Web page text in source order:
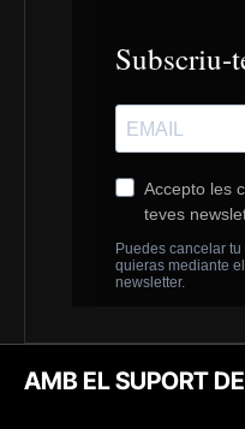
AMB EL SUPORT DE